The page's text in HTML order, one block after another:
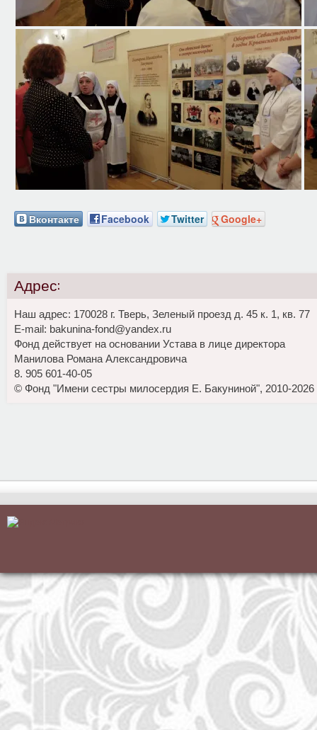
Вконтакте Facebook Twitter Google+
Адрес:
Наш адрес: 170028 г. Тверь, Зеленый проезд д. 45 к. 1, кв. 77
E-mail: bakunina-fond@yandex.ru
Фонд действует на основании Устава в лице директора
Манилова Романа Александровича
8. 905 601-40-05
© Фонд "Имени сестры милосердия Е. Бакуниной", 2010-2026